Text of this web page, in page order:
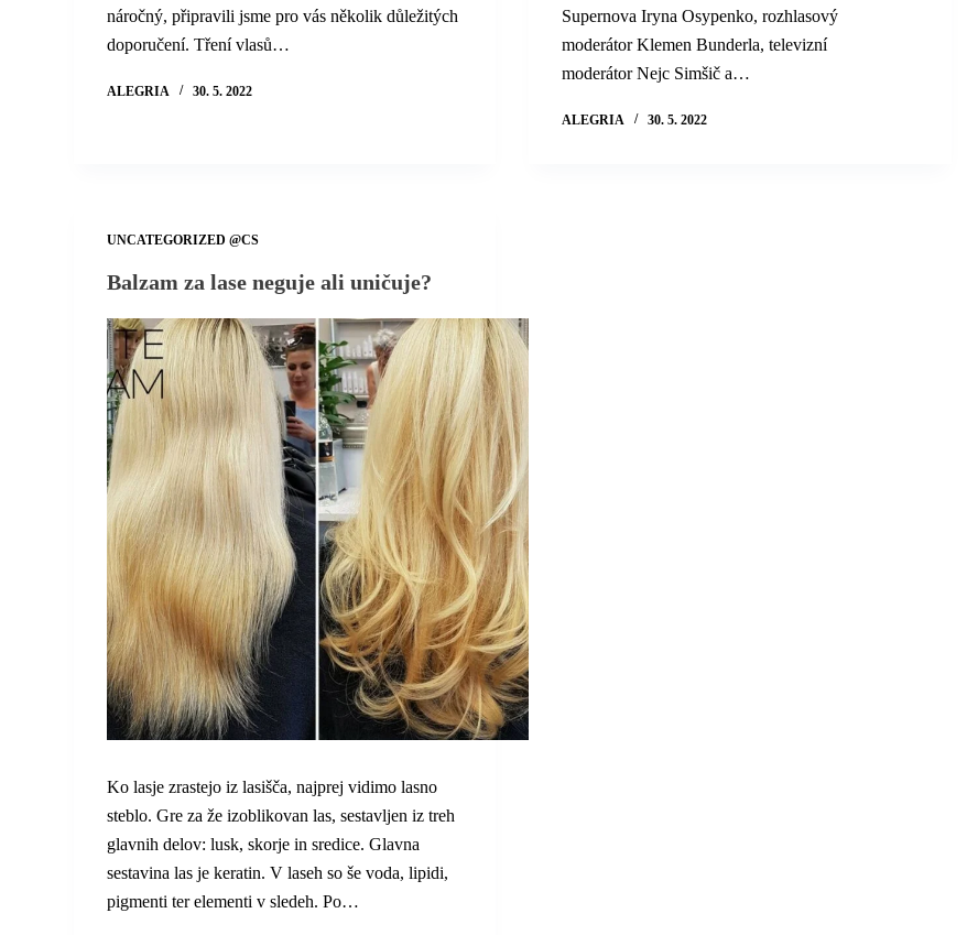
náročný, připravili jsme pro vás několik důležitých
doporučení. Tření vlasů…
ALEGRIA 30. 5. 2022
Supernova Iryna Osypenko, rozhlasový
moderátor Klemen Bunderla, televizní
moderátor Nejc Simšič a…
ALEGRIA 30. 5. 2022
UNCATEGORIZED @CS
Balzam za lase neguje ali uničuje?
Ko lasje zrastejo iz lasišča, najprej vidimo lasno
steblo. Gre za že izoblikovan las, sestavljen iz treh
glavnih delov: lusk, skorje in sredice. Glavna
sestavina las je keratin. V laseh so še voda, lipidi,
pigmenti ter elementi v sledeh. Po…